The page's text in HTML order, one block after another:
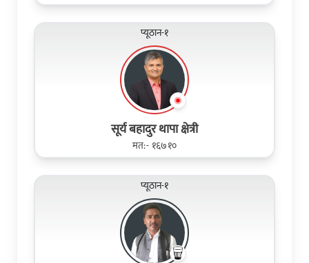
प्यूठान-१
सूर्य बहादुर थापा क्षेत्री
मत:- १६७१०
प्यूठान-१